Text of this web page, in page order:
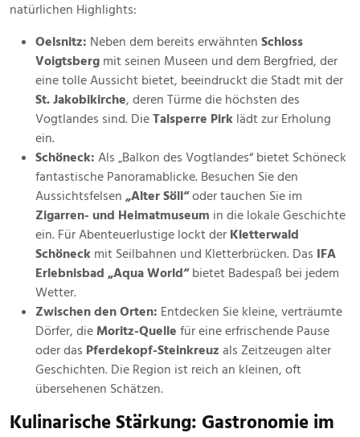
natürlichen Highlights:
Oelsnitz: Neben dem bereits erwähnten Schloss
Voigtsberg mit seinen Museen und dem Bergfried, der
eine tolle Aussicht bietet, beeindruckt die Stadt mit der
St. Jakobikirche, deren Türme die höchsten des
Vogtlandes sind. DieTalsperre Pirk lädt zur Erholung
ein.
Schöneck: Als „Balkon des Vogtlandes“ bietet Schöneck
fantastische Panoramablicke. Besuchen Sie den
Aussichtsfelsen „Alter Söll“oder tauchen Sie im
Zigarren- und Heimatmuseum in die lokale Geschichte
ein. Für Abenteuerlustige lockt der Kletterwald
Schöneck mit Seilbahnen und Kletterbrücken. Das IFA
Erlebnisbad „Aqua World“bietet Badespaß bei jedem
Wetter.
Zwischen den Orten: Entdecken Sie kleine, verträumte
Dörfer, dieMoritz-Quelle für eine erfrischende Pause
oder das Pferdekopf-Steinkreuz als Zeitzeugen alter
Geschichten. Die Region ist reich an kleinen, oft
übersehenen Schätzen.
Kulinarische Stärkung: Gastronomie im